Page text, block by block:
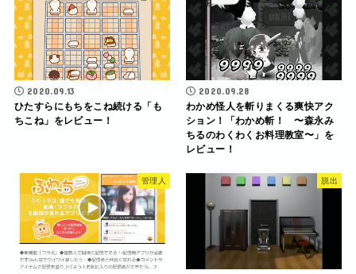
2020.09.13
ひたすらにもちをこね続ける「も
ちこね」をレビュー！
2020.09.28
わかめ怪人を斬りまくる爽快アク
ション！「わかめ斬！ 〜森永み
ちるのわくわくお料理教室〜」を
レビュー！
管理人 脱出